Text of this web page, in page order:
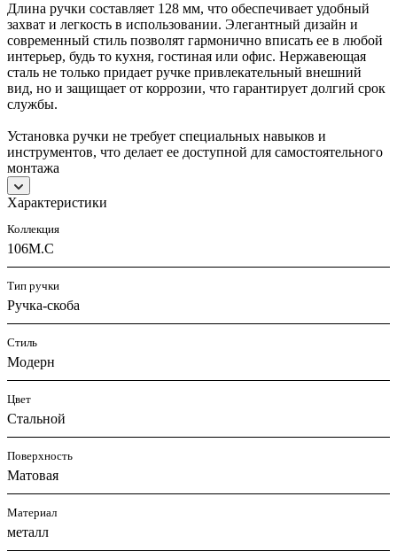
Длина ручки составляет 128 мм, что обеспечивает удобный
захват и легкость в использовании. Элегантный дизайн и
современный стиль позволят гармонично вписать ее в любой
интерьер, будь то кухня, гостиная или офис. Нержавеющая
сталь не только придает ручке привлекательный внешний
вид, но и защищает от коррозии, что гарантирует долгий срок
службы.
Установка ручки не требует специальных навыков и
инструментов, что делает ее доступной для самостоятельного
монтажа
Характеристики
Коллекция
106M.C
Тип ручки
Ручка-скоба
Стиль
Модерн
Цвет
Стальной
Поверхность
Матовая
Материал
металл